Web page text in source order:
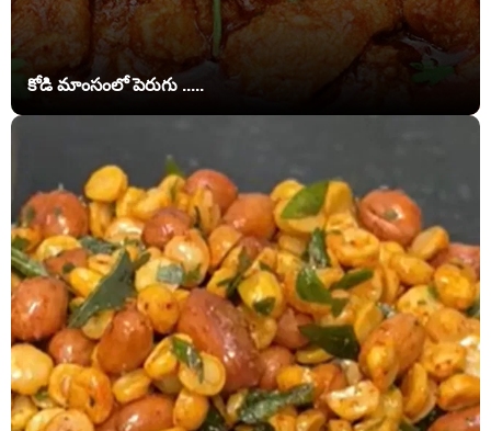
కోడి మాంసంలో పెరుగు .....